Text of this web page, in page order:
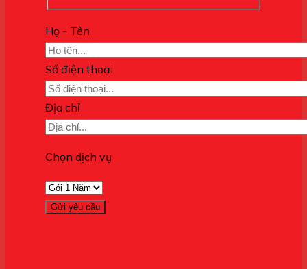
Họ - Tên
Số điện thoại
Địa chỉ
Chọn dịch vụ